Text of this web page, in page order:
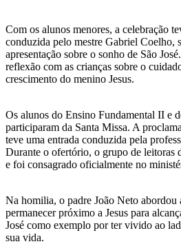
Com os alunos menores, a celebração
conduzida pelo mestre Gabriel Coelho,
apresentação sobre o sonho de São
reflexão com as crianças sobre o
crescimento do menino Jesus.
Os alunos do Ensino Fundamental II e
participaram da Santa Missa. A
teve uma entrada conduzida pela
Durante o ofertório, o grupo de leitoras
e foi consagrado oficialmente no
Na homilia, o padre João Neto abordou
permanecer próximo a Jesus para
José como exemplo por ter vivido ao
sua vida.